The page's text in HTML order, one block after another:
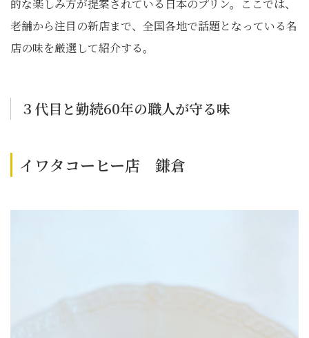
的な楽しみ方が提案されている日本のプリン。ここでは、
老舗から注目の新店まで、全国各地で話題となっている名
店の味を厳選して紹介する。
３代目と勤続60年の職人が守る味
イワタコーヒー店 鎌倉